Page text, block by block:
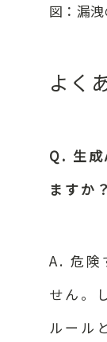
図：漏
よく
Q. 生
ますか？
A. 危険
せん。
ルール